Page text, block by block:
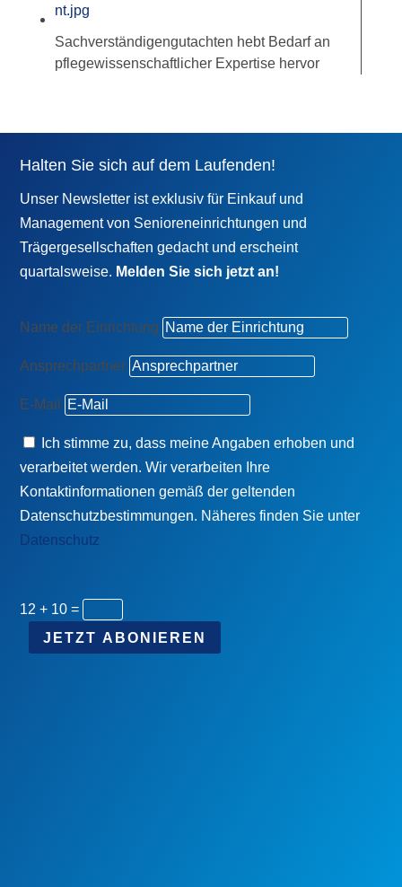
Sachverständigengutachten hebt Bedarf an
pflegewissenschaftlicher Expertise hervor
Halten Sie sich auf dem Laufenden!
Unser Newsletter ist exklusiv für Einkauf und
Management von Senioreneinrichtungen und
Trägergesellschaften gedacht und erscheint
quartalsweise. Melden Sie sich jetzt an!
Name der Einrichtung
Ansprechpartner
E-Mail
Ich stimme zu, dass meine Angaben erhoben und
verarbeitet werden. Wir verarbeiten Ihre
Kontaktinformationen gemäß der geltenden
Datenschutzbestimmungen. Näheres finden Sie unter
Datenschutz
12 + 10 =
JETZT ABONIEREN